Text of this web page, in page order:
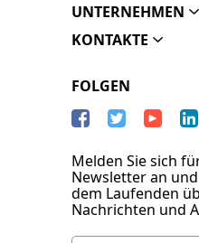
UNTERNEHMEN
KONTAKTE
FOLGEN
Melden Sie sich
Newsletter an
dem Laufenden
Nachrichten und